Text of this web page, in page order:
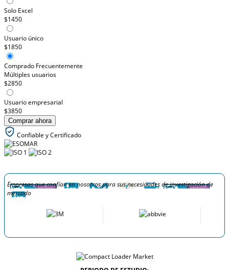
Solo Excel
$1450
Usuario único
$1850
Comprado Frecuentemente
Múltiples usuarios
$2850
Usuario empresarial
$3850
Comprar ahora
Confiable y Certificado
Empresas que confían en nosotros para sus necesidades de investigación de
mercado